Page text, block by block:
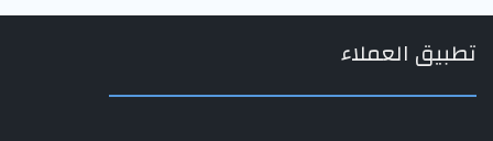
تطبيق العملاء